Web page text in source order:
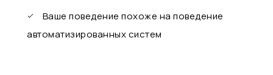
Ваше поведение похоже на поведение
автоматизированных систем